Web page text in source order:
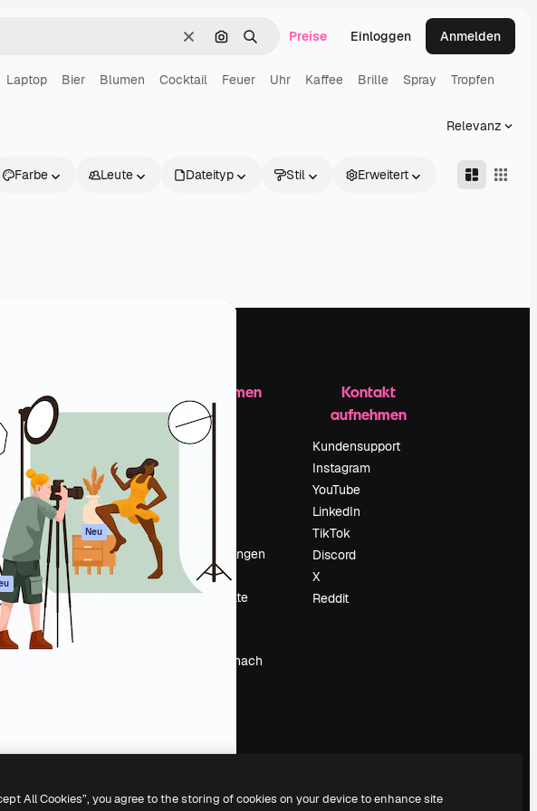
LöschenNach Bild suchen
SuchenPreise Einloggen Anmelden
Laptop Bier Blumen Cocktail Feuer Uhr Kaffee Brille Spray Tropfen
Relevanz
Farbe Leute Dateityp Stil Erweitert
Loslegen
Academy
Dokumentation
Support
AGB
Datenschutzerklärung
Originale Neu
Cookie-Richtlinie
Vertrauenszentrum
Partner
Unternehmen
Unternehmen
Preise
Über uns
Veranstaltungen
Slidesgo
Deine Inhalte
Suchst du nach
Kontakt
aufnehmen
Kundensupport
Instagram
YouTube
LinkedIn
TikTok
Discord
X
Reddit
All Cookies”, you agree to the storing of cookies on your device to enhance site